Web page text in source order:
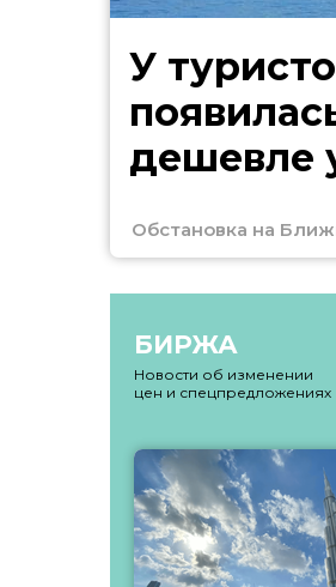
У
дешевле
Обстановка на
БИРЖА
Новости об изменении
цен и спецпредложениях